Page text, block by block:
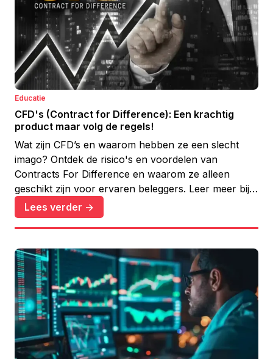
Educatie
CFD's (Contract for Difference): Een krachtig
product maar volg de regels!
Wat zijn CFD’s en waarom hebben ze een slecht
imago? Ontdek de risico's en voordelen van
Contracts For Difference en waarom ze alleen
geschikt zijn voor ervaren beleggers. Leer meer bij
Yelza.com.
Lees verder ->